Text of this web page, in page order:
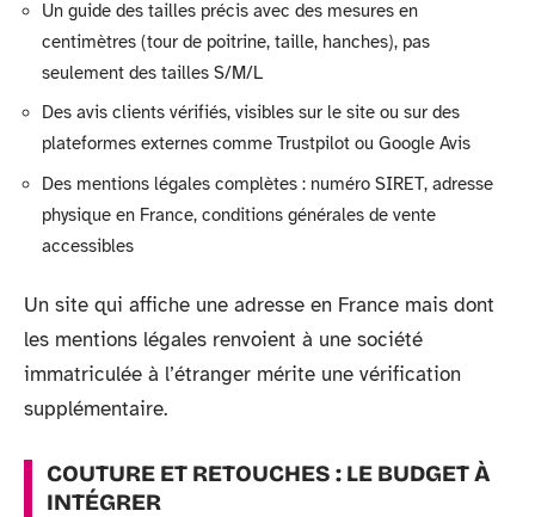
Un guide des tailles précis avec des mesures en
centimètres (tour de poitrine, taille, hanches), pas
seulement des tailles S/M/L
Des avis clients vérifiés, visibles sur le site ou sur des
plateformes externes comme Trustpilot ou Google Avis
Des mentions légales complètes : numéro SIRET, adresse
physique en France, conditions générales de vente
accessibles
Un site qui affiche une adresse en France mais dont
les mentions légales renvoient à une société
immatriculée à l’étranger mérite une vérification
supplémentaire.
COUTURE ET RETOUCHES : LE BUDGET À
INTÉGRER